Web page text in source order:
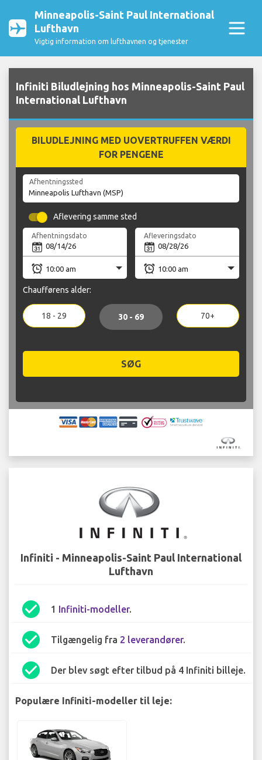
Minneapolis-Saint Paul International
Lufthavn
Vigtig information om lufthavnen og tjenester
Infiniti Biludlejning hos Minneapolis-Saint Paul
International Lufthavn
BILUDLEJNING MED UOVERTRUFFEN VÆRDI
FOR PENGENE
Afhentningssted
Aflevering samme sted
Afhentningsdato Afleveringsdato
Chaufførens alder:
18 - 29 30 - 69 70+
SØG
Infiniti - Minneapolis-Saint Paul International
Lufthavn
check_circle 1 Infiniti-modeller.
check_circle Tilgængelig fra 2 leverandører.
check_circle Der blev søgt efter tilbud på 4 Infiniti billeje.
Populære Infiniti-modeller til leje: